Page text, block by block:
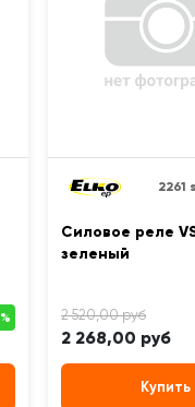
2261
Силовое реле
зеленый
2 268,00 руб
Купить